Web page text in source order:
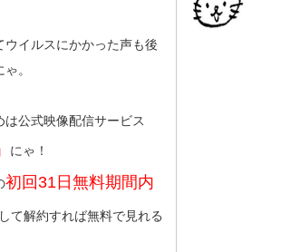
ウイルスにかかった声も後
。
は公式映像配信サービス
にゃ！
初回31日無料期間内
して解約すれば無料で見れる